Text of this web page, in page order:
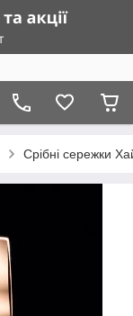
Срібні сережки